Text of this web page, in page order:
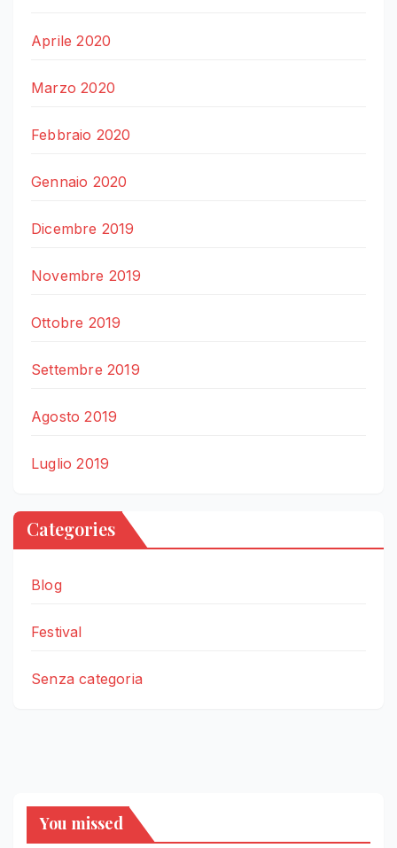
Aprile 2020
Marzo 2020
Febbraio 2020
Gennaio 2020
Dicembre 2019
Novembre 2019
Ottobre 2019
Settembre 2019
Agosto 2019
Luglio 2019
Categories
Blog
Festival
Senza categoria
You missed